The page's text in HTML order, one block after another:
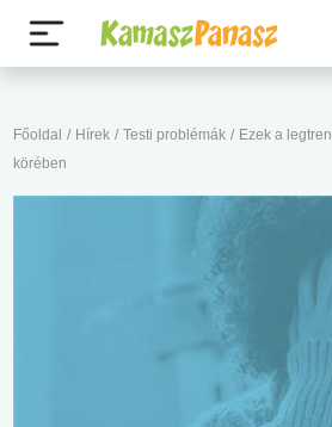
Főoldal / Hírek / Testi problémák / Ezek a
körében